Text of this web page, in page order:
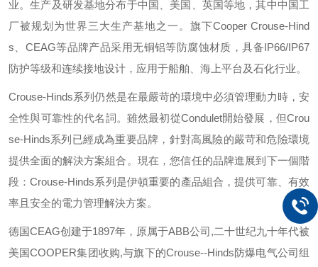
业。生产及研发基地分布于中国、美国、英国等地，其中中国工
厂被规划为世界三大生产基地之一。旗下Cooper Crouse-Hind
s
CEAG等品牌产品采用无铜铝等防腐蚀材质，具备IP66/IP67
防护等级和连续接地设计，应用于船舶、海上平台及石化行业。
Crouse-Hinds系列仍然是在最嚴苛的環境中必須管理動力時，安
全性與可靠性的代名詞。雖然最初從Condulet開始發展，但Crou
se-Hinds系列已經成為重要品牌，針對高風險的嚴苛和危險環境
提供全面的解決方案組合。現在，您信任的品牌進展到下一個階
段：Crouse-Hinds系列是伊頓重要的產品組合，提供可靠、有效
率且安全的電力管理解決方案。
德国CEAG创建于1897年，原属于ABB公司,二十世纪九十年代被
美国COOPER集团收购,与旗下的Crouse--Hinds防爆电气公司组